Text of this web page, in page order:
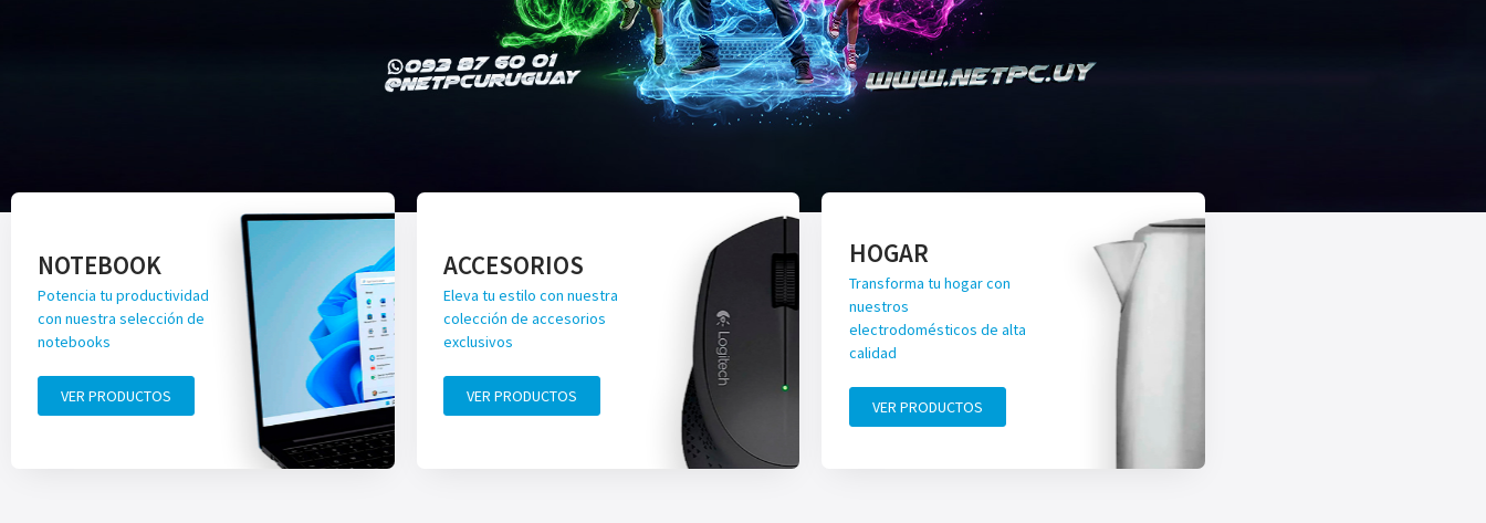
NOTEBOOK
Potencia tu productividad
con nuestra selección de
notebooks
VER PRODUCTOS
ACCESORIOS
Eleva tu estilo con nuestra
colección de accesorios
exclusivos
VER PRODUCTOS
HOGAR
Transforma tu hogar con
nuestros
electrodomésticos de alta
calidad
VER PRODUCTOS